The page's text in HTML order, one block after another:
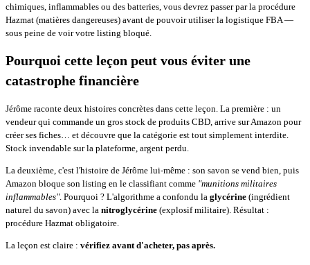
chimiques, inflammables ou des batteries, vous devrez passer par la procédure
Hazmat (matières dangereuses) avant de pouvoir utiliser la logistique FBA —
sous peine de voir votre listing bloqué.
Pourquoi cette leçon peut vous éviter une
catastrophe financière
Jérôme raconte deux histoires concrètes dans cette leçon. La première : un
vendeur qui commande un gros stock de produits CBD, arrive sur Amazon pour
créer ses fiches… et découvre que la catégorie est tout simplement interdite.
Stock invendable sur la plateforme, argent perdu.
La deuxième, c'est l'histoire de Jérôme lui-même : son savon se vend bien, puis
Amazon bloque son listing en le classifiant comme "munitions militaires
inflammables". Pourquoi ? L'algorithme a confondu la glycérine (ingrédient
naturel du savon) avec la nitroglycérine (explosif militaire). Résultat :
procédure Hazmat obligatoire.
La leçon est claire : vérifiez avant d'acheter, pas après.